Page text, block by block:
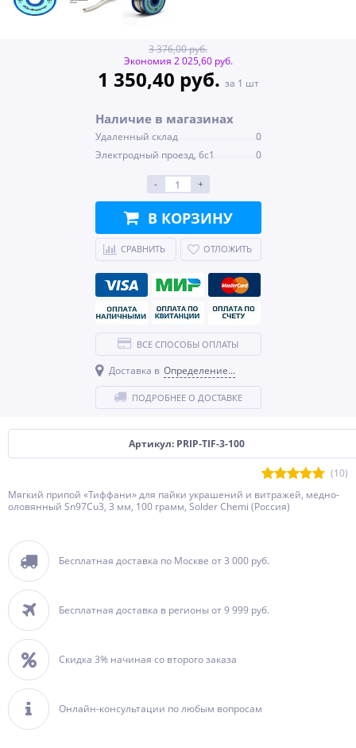
Артикул: PRIP-TIF-3-100
(10)
Мягкий припой «Тиффани» для пайки украшений и витражей, медно-
оловянный Sn97Cu3, 3 мм, 100 грамм, Solder Chemi (Россия)
Бесплатная доставка по Москве от 3 000 руб.
Бесплатная доставка в регионы от 9 999 руб.
Скидка 3% начиная со второго заказа
Онлайн-консультации по любым вопросам
3 376,00 руб.
Экономия 2 025,60 руб.
1 350,40 руб. за 1 шт
Наличие в магазинах
Удаленный склад
0
Электродный проезд, 6с1
0
- +
В КОРЗИНУ
СРАВНИТЬ ОТЛОЖИТЬ
ВСЕ СПОСОБЫ ОПЛАТЫ
Доставка в Определение...
ПОДРОБНЕЕ О ДОСТАВКЕ